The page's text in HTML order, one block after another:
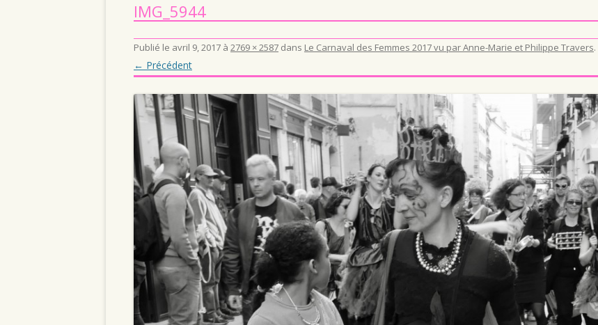
IMG_5944
Publié le avril 9, 2017 à 2769 × 2587 dans Le Carnaval des Femmes 2017 vu par Anne-Marie et Philippe Travers.
← Précédent